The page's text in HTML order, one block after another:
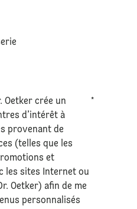
Oetker crée un
d’intérêt à
provenant de
(telles que les
et
les sites Internet ou
Oetker) afin de me
personnalisés
*